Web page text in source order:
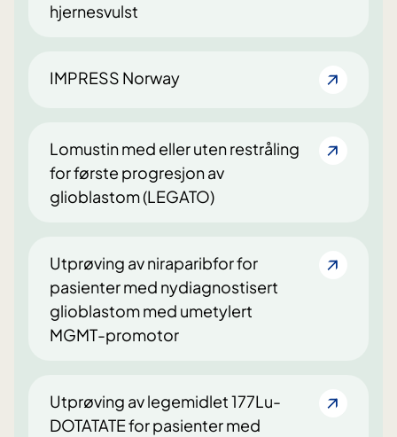
hjernesvulst
IMPRESS Norway
Lomustin med eller uten restråling
for første progresjon av
glioblastom (LEGATO)
Utprøving av niraparibfor for
pasienter med nydiagnostisert
glioblastom med umetylert
MGMT-promotor
Utprøving av legemidlet 177Lu-
DOTATATE for pasienter med